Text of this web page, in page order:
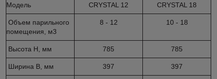
Модель CRYSTAL 12 CRYSTAL 18
Объем парильного
помещения, м3
8 - 12 10 - 18
Высота H, мм 785 785
Ширина B, мм 397 397